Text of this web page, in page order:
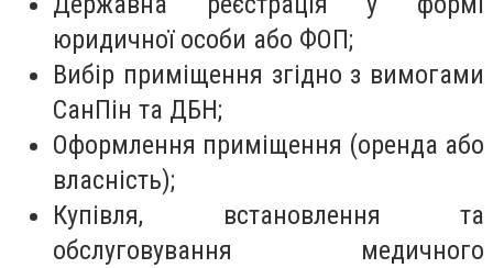
юридичної особи або ФОП;
Вибір приміщення згідно з вимогами
СанПін та ДБН;
Оформлення приміщення (оренда або
власність);
Купівля, встановлення та
обслуговування медичного